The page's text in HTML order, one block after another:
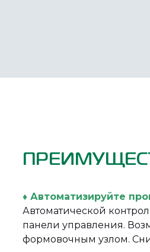
♦ Автоматизируйте
Автоматической
панели управления.
формовочным узлом.